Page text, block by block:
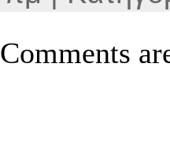
Comments